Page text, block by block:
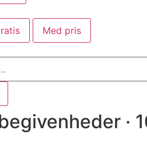
Med pris
·